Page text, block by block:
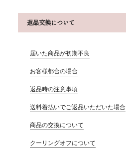
返品交換について
届いた商品が初期不良
お客様都合の場合
返品時の注意事項
送料着払いでご返品いただいた場合
商品の交換について
クーリングオフについて